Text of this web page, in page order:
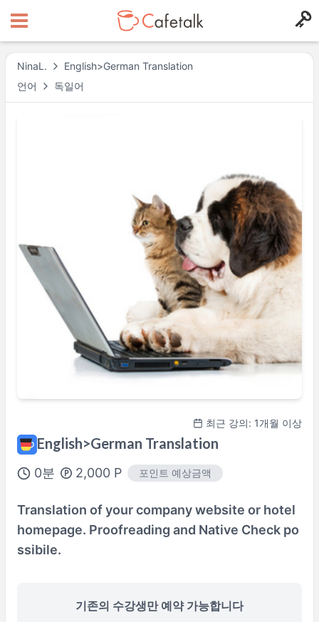
NinaL.
English>German Translation
언어
독일어
최근 강의: 1개월 이상
English>German Translation
0분 2,000 P 포인트 예상금액
Translation of your company website or hotel
homepage. Proofreading and Native Check po
ssibile.
기존의 수강생만 예약 가능합니다